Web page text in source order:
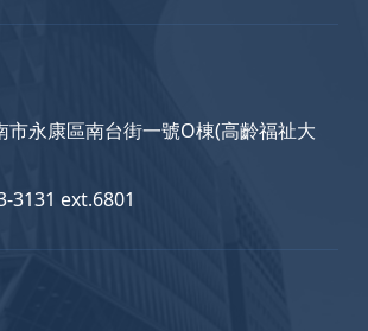
市永康區南台街一號O棟(高齡福祉大
3131 ext.6801